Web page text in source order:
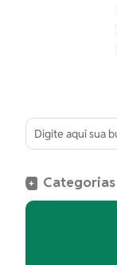
+ Categorias